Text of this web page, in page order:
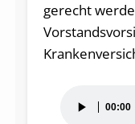
gerecht
Player
00:00